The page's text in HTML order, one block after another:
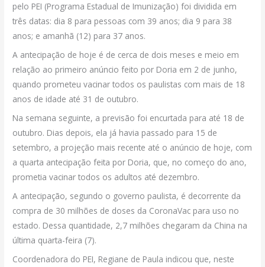
pelo PEI (Programa Estadual de Imunização) foi dividida em
três datas: dia 8 para pessoas com 39 anos; dia 9 para 38
anos; e amanhã (12) para 37 anos.
A antecipação de hoje é de cerca de dois meses e meio em
relação ao primeiro anúncio feito por Doria em 2 de junho,
quando prometeu vacinar todos os paulistas com mais de 18
anos de idade até 31 de outubro.
Na semana seguinte, a previsão foi encurtada para até 18 de
outubro. Dias depois, ela já havia passado para 15 de
setembro, a projeção mais recente até o anúncio de hoje, com
a quarta antecipação feita por Doria, que, no começo do ano,
prometia vacinar todos os adultos até dezembro.
A antecipação, segundo o governo paulista, é decorrente da
compra de 30 milhões de doses da CoronaVac para uso no
estado. Dessa quantidade, 2,7 milhões chegaram da China na
última quarta-feira (7).
Coordenadora do PEI, Regiane de Paula indicou que, neste